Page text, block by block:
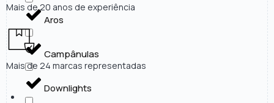
Aros
Campânulas
Downlights
Mais de 20 anos de experiência
Mais de 24 marcas representadas